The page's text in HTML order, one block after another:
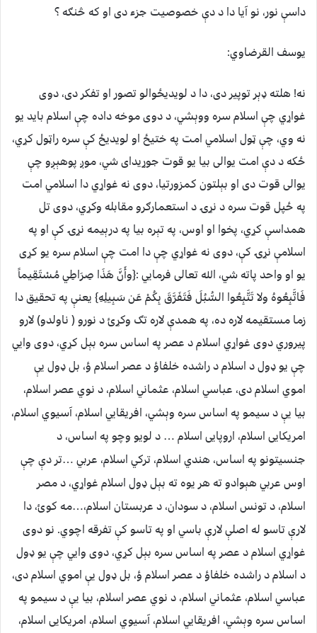
داسې نور، نو آیا دا د دې خصوصیت جزء دی او که څنګه ؟
یوسف القرضاوي:
نه! هلته ډېر توپیر دی، دا د لویدیځوالو تصور او تفکر دی، دوی
غواړي چې اسلام سره ووېشي، د دوی موخه داده چې اسلام باید یو
نه وي، چې ټول اسلامي امت په ختیځ او لویدیځ کې سره راټول کړي،
ځکه د دې امت یوالی بیا یو قوت جوړیدای شي، موږ پوهېږو چې
یوالی قوت دی او بېلتون کمزورتیا، دوی نه غواړي دا اسلامي امت
په ځپل قوت سره د نړۍ د استعمارګرو مقابله وکړي، دوی تل
همداسې کړي، پخوا او اوس، په تېره بیا په درېیمه نړۍ کې او په
اسلامې نړۍ کې، دوی نه غواړي چې دا امت چې اسلام سره یو کړی
یو او واحد پاته شي، الله تعالی فرمایي :{وأَنَّ هَذَا صِرَاطِي مُسْتَقِيماً
فَاتَّبِعُوهُ ولا تَتَّبِعُوا السُّبُلَ فَتَفَرَّقَ بِكُمْ عَن سَبِيلِهِ} یعنې په تحقیق دا
زما مستقیمه لاره ده، په همدې لاره تګ وکړئ د نورو ( ناولدو) لارو
پیروريدوی غواړي اسلام د عصر په اساس سره بېل کړي، دوی وایي
چې یو ډول د اسلام د راشده خلفاؤ د عصر اسلام ؤ، بل ډول یې
اموي اسلام دی، عباسي اسلام، عثماني اسلام، د نوي عصر اسلام،
بیا یې د سیمو په اساس سره وېشي، افریقایي اسلام، آسیوي اسلام،
امریکایی اسلام، اروپایی اسلام … د لویو وچو په اساس، د
جنسیتونو په اساس، هندي اسلام، ترکي اسلام، عربي …تر دې چې
اوس عربي هېوادو ته هر یوه ته بېل ډول اسلام غواړي، د مصر
اسلام، د تونس اسلام، د سودان، د عربستان اسلام،…مه کوئ، دا
لارې تاسو له اصلې لارې باسي او په تاسو کې تفرقه اچوي. نو دوی
غواړي اسلام د عصر په اساس سره بېل کړي، دوی وایي چې یو ډول
د اسلام د راشده خلفاؤ د عصر اسلام ؤ، بل ډول یې اموي اسلام دی،
عباسي اسلام، عثماني اسلام، د نوي عصر اسلام، بیا یې د سیمو په
اساس سره وېشي، افریقایي اسلام، آسیوي اسلام، امریکایی اسلام،